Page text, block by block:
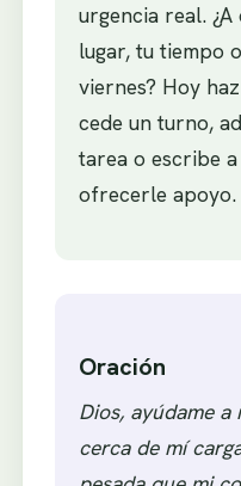
urgencia real.
lugar, tu tiempo
viernes? Hoy
cede un turno,
tarea o escribe
ofrecerle apoyo.
Oración
Dios, ayúdame
cerca de mí